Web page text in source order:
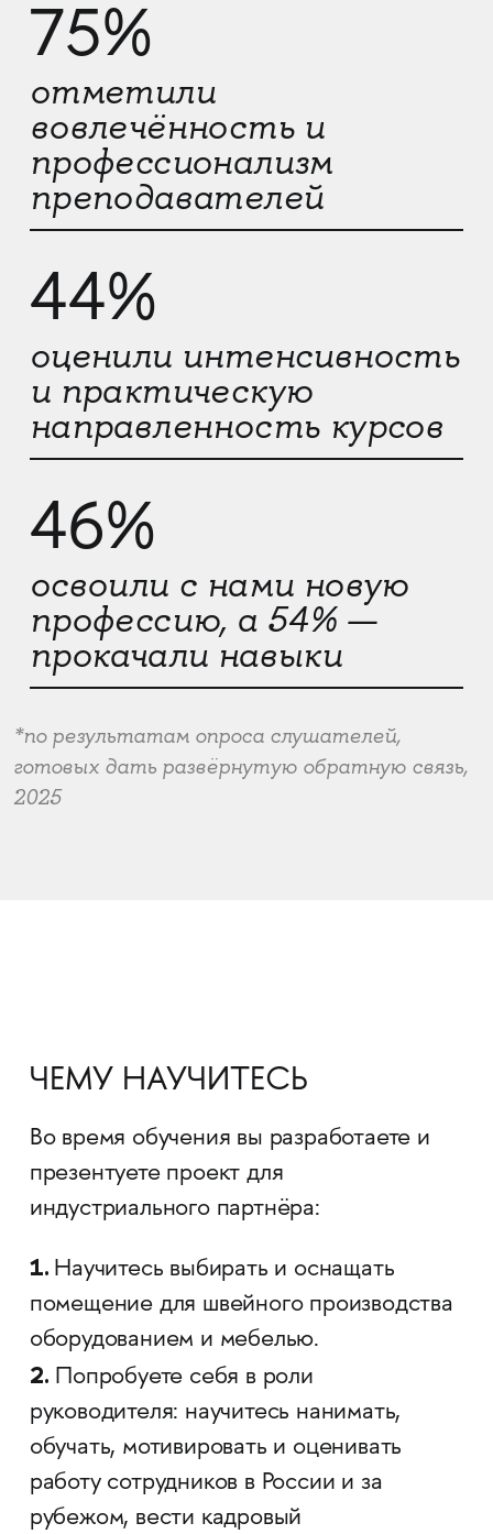
75%
отметили
вовлечённость и
профессионализм
преподавателей
44%
оценили интенсивность
и практическую
направленность курсов
46%
освоили с нами новую
профессию, а 54% —
прокачали навыки
*по результатам опроса слушателей,
готовых дать развёрнутую обратную связь,
2025
ЧЕМУ НАУЧИТЕСЬ
Во время обучения вы разработаете и
презентуете проект для
индустриального партнёра:
1. Научитесь выбирать и оснащать
помещение для швейного производства
оборудованием и мебелью.
2. Попробуете себя в роли
руководителя: научитесь нанимать,
обучать, мотивировать и оценивать
работу сотрудников в России и за
рубежом, вести кадровый